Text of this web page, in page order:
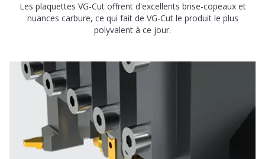
Les plaquettes VG-Cut offrent d'excellents brise-copeaux et
nuances carbure, ce qui fait de VG-Cut le produit le plus
polyvalent à ce jour.